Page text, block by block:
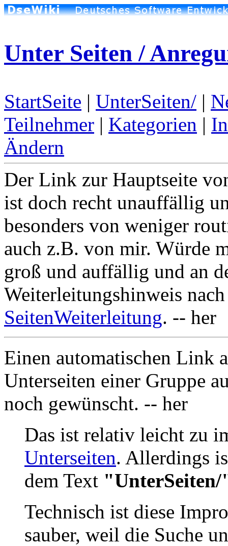
Unter Seiten /
StartSeite | UnterSeiten/ |
Teilnehmer | Kategorien |
Ändern
Der Link zur Hauptseite
ist doch recht unauffällig
besonders von weniger
auch z.B. von mir. Würde
groß und auffällig und an
Weiterleitungshinweis
SeitenWeiterleitung. -- her
Einen automatischen Link
Unterseiten einer Gruppe
noch gewünscht. -- her
Das ist relativ leicht zu
Unterseiten. Allerdings
dem Text
Technisch ist diese
sauber, weil die Suche